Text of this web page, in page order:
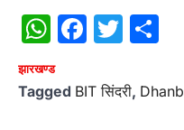
WhatsApp
झारखण्ड
Tagged BIT सिंदरी,